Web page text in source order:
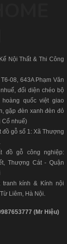
Nội Thất & Thi Công
08, 643A Phạm Văn
đối diện chéo bộ
quốc việt giao
gặp đèn xanh đèn đỏ
Cổ nhuế)
đồ gỗ số 1: Xã Thượng
đồ gỗ công nghiệp:
Thượng Cát - Quận
kính & Kính nội
Liêm, Hà Nội.
(Mr Hiệu)